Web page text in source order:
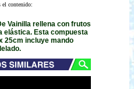
el contenido:
Vainilla rellena con frutos
elástica. Esta compuesta
25cm incluye mando